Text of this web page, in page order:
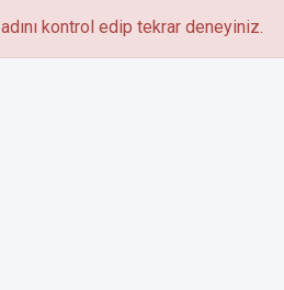
kontrol edip tekrar deneyiniz.